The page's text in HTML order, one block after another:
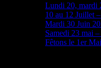
Lundi 20, mardi
10 au 12 Juillet
Mardi 30 Juin
Samedi 23 mai
Fêtons le 1er